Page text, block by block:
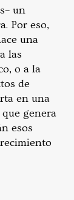
un
Por eso,
una
las
o a la
de
en una
genera
esos